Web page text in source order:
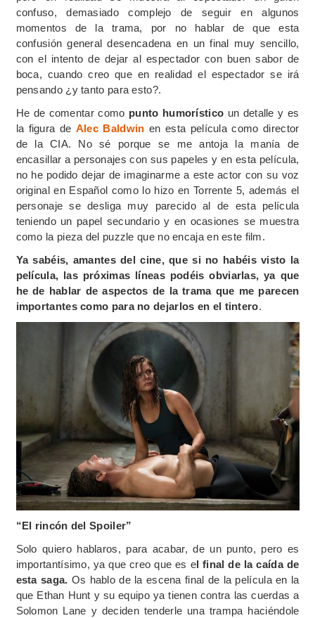
confuso, demasiado complejo de seguir en algunos
momentos de la trama, por no hablar de que esta
confusión general desencadena en un final muy sencillo,
con el intento de dejar al espectador con buen sabor de
boca, cuando creo que en realidad el espectador se irá
pensando ¿y tanto para esto?.
He de comentar como punto humorístico un detalle y es
la figura de Alec Baldwin en esta película como director
de la CIA. No sé porque se me antoja la manía de
encasillar a personajes con sus papeles y en esta película,
no he podido dejar de imaginarme a este actor con su voz
original en Español como lo hizo en Torrente 5, además el
personaje se desliga muy parecido al de esta película
teniendo un papel secundario y en ocasiones se muestra
como la pieza del puzzle que no encaja en este film.
Ya sabéis, amantes del cine, que si no habéis visto la
película, las próximas líneas podéis obviarlas, ya que
he de hablar de aspectos de la trama que me parecen
importantes como para no dejarlos en el tintero.
“El rincón del Spoiler”
Solo quiero hablaros, para acabar, de un punto, pero es
importantísimo, ya que creo que es el final de la caída de
esta saga. Os hablo de la escena final de la película en la
que Ethan Hunt y su equipo ya tienen contra las cuerdas a
Solomon Lane y deciden tenderle una trampa haciéndole